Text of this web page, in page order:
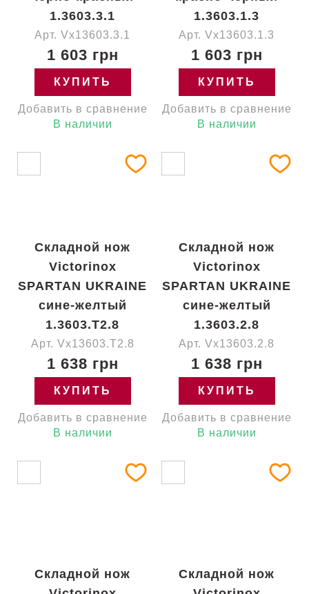
1.3603.3.1
Арт. Vx13603.3.1
1 603 грн
КУПИТЬ
Добавить в сравнение
В наличии
1.3603.1.3
Арт. Vx13603.1.3
1 603 грн
КУПИТЬ
Добавить в сравнение
В наличии
Складной нож
Victorinox
SPARTAN UKRAINE
сине-желтый
1.3603.T2.8
Арт. Vx13603.T2.8
1 638 грн
КУПИТЬ
Добавить в сравнение
В наличии
Складной нож
Victorinox
SPARTAN UKRAINE
сине-желтый
1.3603.2.8
Арт. Vx13603.2.8
1 638 грн
КУПИТЬ
Добавить в сравнение
В наличии
Складной нож
Складной нож